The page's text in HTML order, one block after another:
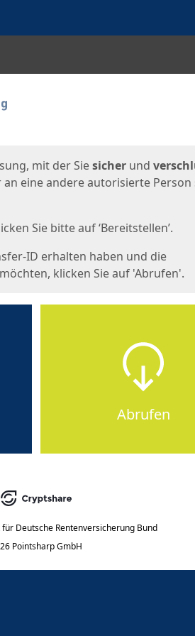
mit der Siesicher und
eine andere autorisierte Person
Sie bitte auf ‘Bereitstellen’.
ID erhalten haben und die
klicken Sie auf 'Abrufen'.
Abrufen
für Deutsche Rentenversicherung Bund
Pointsharp GmbH